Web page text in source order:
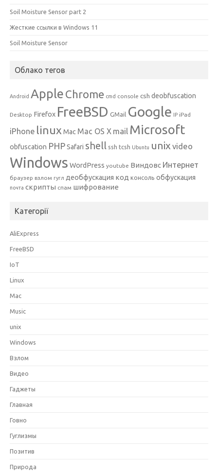
Soil Moisture Sensor part 2
Жесткие ссылки в Windows 11
Soil Moisture Sensor
Облако тегов
Android Apple Chrome cmd console csh deobfuscation
Desktop Firefox FreeBSD GMail Google IP iPad
iPhone linux Mac Mac OS X mail Microsoft
obfuscation PHPSafari shell ssh tcsh Ubuntu unix video
Windows WordPress youtube Виндовс Интернет
браузер взлом гугл деобфускация код консоль обфускация
почта скрипты спам шифрование
Категорії
AliExpress
FreeBSD
IoT
Linux
Mac
Music
unix
Windows
Взлом
Видео
Гаджеты
Главная
Говно
Гуглизмы
Позитив
Природа